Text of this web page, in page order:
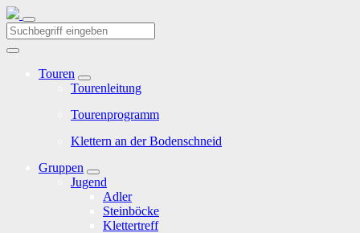
Touren
Tourenleitung
Tourenprogramm
Klettern an der Bodenschneid
Gruppen
Jugend
Adler
Steinböcke
Klettertreff